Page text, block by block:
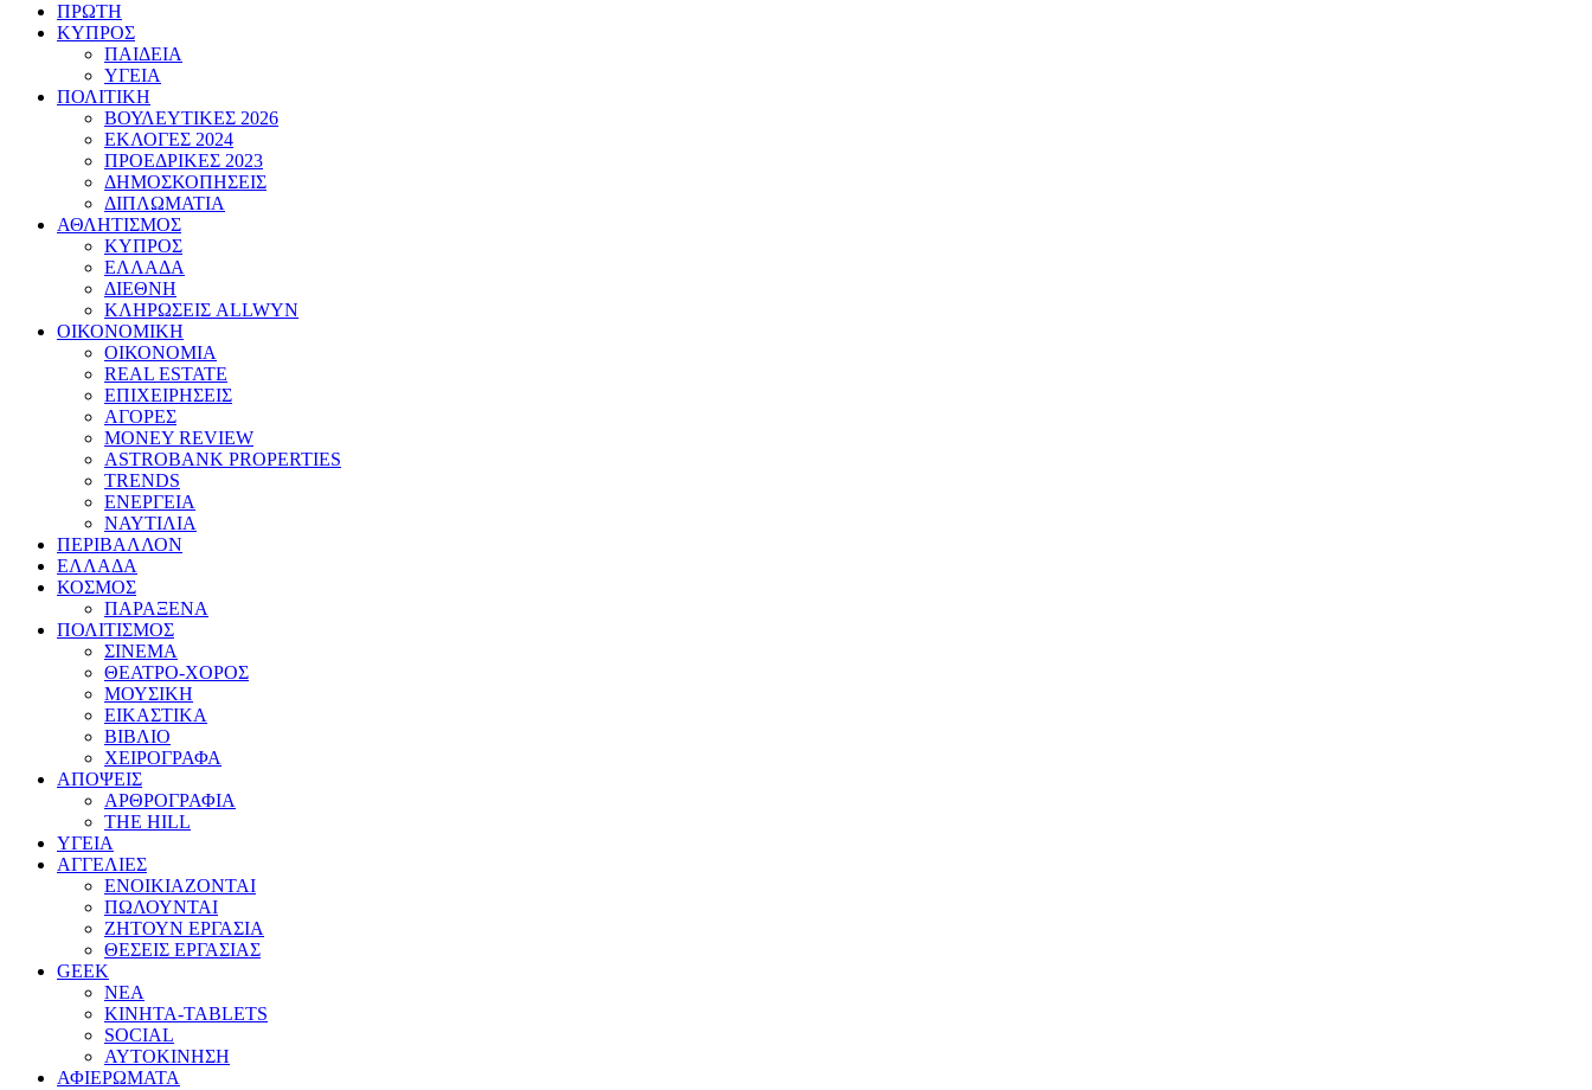
ΠΡΩΤΗ
ΚΥΠΡΟΣ
ΠΑΙΔΕΙΑ
ΥΓΕΙΑ
ΠΟΛΙΤΙΚΗ
ΒΟΥΛΕΥΤΙΚΕΣ 2026
ΕΚΛΟΓΕΣ 2024
ΠΡΟΕΔΡΙΚΕΣ 2023
ΔΗΜΟΣΚΟΠΗΣΕΙΣ
ΔΙΠΛΩΜΑΤΙΑ
ΑΘΛΗΤΙΣΜΟΣ
ΚΥΠΡΟΣ
ΕΛΛΑΔΑ
ΔΙΕΘΝΗ
ΚΛΗΡΩΣΕΙΣ ALLWYN
ΟΙΚΟΝΟΜΙΚΗ
ΟΙΚΟΝΟΜΙΑ
REAL ESTATE
ΕΠΙΧΕΙΡΗΣΕΙΣ
ΑΓΟΡΕΣ
MONEY REVIEW
ASTROBANK PROPERTIES
TRENDS
ΕΝΕΡΓΕΙΑ
ΝΑΥΤΙΛΙΑ
ΠΕΡΙΒΑΛΛΟΝ
ΕΛΛΑΔΑ
ΚΟΣΜΟΣ
ΠΑΡΑΞΕΝΑ
ΠΟΛΙΤΙΣΜΟΣ
ΣΙΝΕΜΑ
ΘΕΑΤΡΟ-ΧΟΡΟΣ
ΜΟΥΣΙΚΗ
ΕΙΚΑΣΤΙΚΑ
ΒΙΒΛΙΟ
ΧΕΙΡΟΓΡΑΦΑ
ΑΠΟΨΕΙΣ
ΑΡΘΡΟΓΡΑΦΙΑ
THE HILL
ΥΓΕΙΑ
ΑΓΓΕΛΙΕΣ
ΕΝΟΙΚΙΑΖΟΝΤΑΙ
ΠΩΛΟΥΝΤΑΙ
ΖΗΤΟΥΝ ΕΡΓΑΣΙΑ
ΘΕΣΕΙΣ ΕΡΓΑΣΙΑΣ
GEEK
ΝΕΑ
ΚΙΝΗΤΑ-TABLETS
SOCIAL
ΑΥΤΟΚΙΝΗΣΗ
ΑΦΙΕΡΩΜΑΤΑ